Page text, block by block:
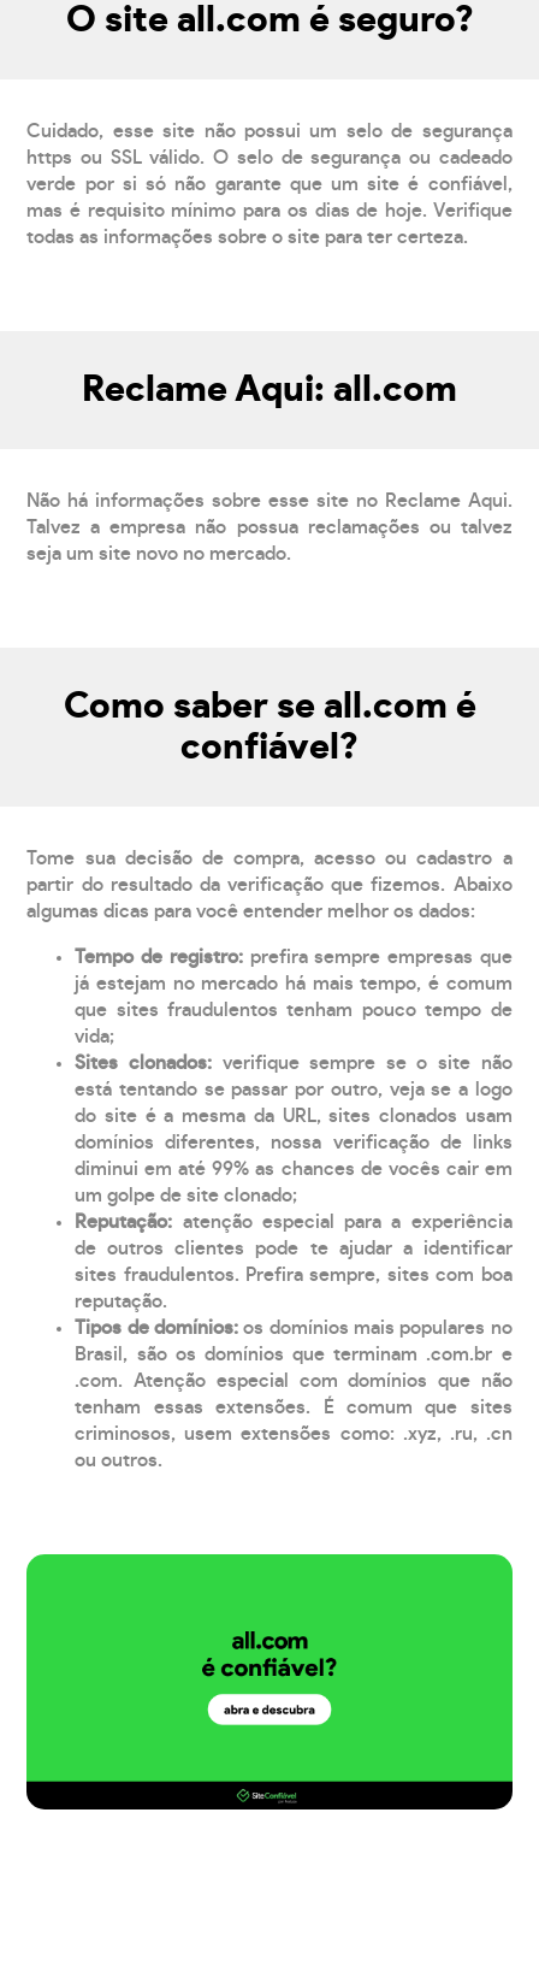
O site all.com é seguro?
Cuidado, esse site não possui um selo de segurança
https ou SSL válido. O selo de segurança ou cadeado
verde por si só não garante que um site é confiável,
mas é requisito mínimo para os dias de hoje. Verifique
todas as informações sobre o site para ter certeza.
Reclame Aqui: all.com
Não há informações sobre esse site no Reclame Aqui.
Talvez a empresa não possua reclamações ou talvez
seja um site novo no mercado.
Como saber se all.com é
confiável?
Tome sua decisão de compra, acesso ou cadastro a
partir do resultado da verificação que fizemos. Abaixo
algumas dicas para você entender melhor os dados:
Tempo de registro: prefira sempre empresas que
já estejam no mercado há mais tempo, é comum
que sites fraudulentos tenham pouco tempo de
vida;
Sites clonados: verifique sempre se o site não
está tentando se passar por outro, veja se a logo
do site é a mesma da URL, sites clonados usam
domínios diferentes, nossa verificação de links
diminui em até 99% as chances de vocês cair em
um golpe de site clonado;
Reputação: atenção especial para a experiência
de outros clientes pode te ajudar a identificar
sites fraudulentos. Prefira sempre, sites com boa
reputação.
Tipos de domínios:os domínios mais populares no
Brasil, são os domínios que terminam .com.br e
.com. Atenção especial com domínios que não
tenham essas extensões. É comum que sites
criminosos, usem extensões como: .xyz, .ru, .cn
ou outros.